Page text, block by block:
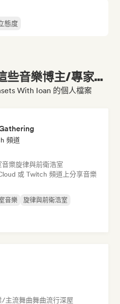
態度
些音樂博主/專家...
With Ioan 的個人檔案
頻道
音樂旋律與前衛浩室
或 Twitch 頻道上分享音樂
音樂 旋律與前衛浩室
/主流舞曲舞曲流行深屋